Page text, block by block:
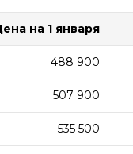
на 1 января
488 900
507 900
535 500